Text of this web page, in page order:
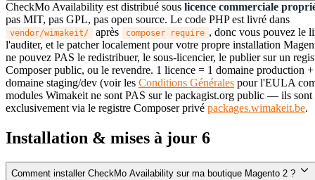
CheckMo Availability est distribué sous licence commerciale
pas MIT, pas GPL, pas open source. Le code PHP est livré dans
vendor/wimakeit/ après composer require , donc vous pouvez le
l'auditer, et le patcher localement pour votre propre installation
ne pouvez PAS le redistribuer, le sous-licencier, le publier sur un
Composer public, ou le revendre. 1 licence = 1 domaine production
domaine staging/dev (voir les Conditions Générales pour l'EULA
modules Wimakeit ne sont PAS sur le packagist.org public — ils sont
exclusivement via le registre Composer privé packages.wimakeit.be.
Installation & mises à jour 6
Comment installer CheckMo Availability sur ma boutique Magento 2 ?